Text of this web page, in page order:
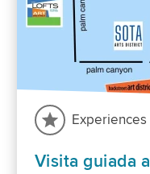
Experiences
Visita guiada